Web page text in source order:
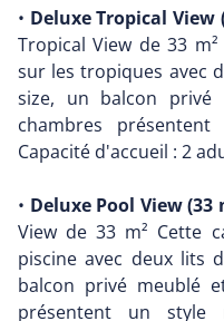
• Deluxe Tropical View
Tropical View de 33
sur les tropiques avec
size, un balcon privé
chambres
Capacité d'accueil : 2
• Deluxe Pool View (33
View de 33 m² Cette
piscine avec deux lits
balcon privé meublé
présentent un style